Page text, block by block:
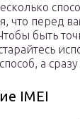
что перед
быть
а сразу
IMEI